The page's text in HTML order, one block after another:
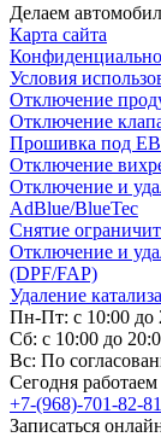
Делаем
Карта сайта
Условия
Отключение
Отключение
Прошивка под
Отключение
Отключение и
AdBlue/BlueTec
Снятие
Отключение и
(DPF/FAP)
Удаление
Пн-Пт: с 10:00 до
Сб: с 10:00 до
Вс: По
Сегодня
+7-(968)-701-82-81
Записаться